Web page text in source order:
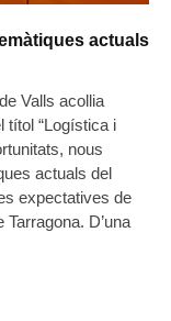
actuals
Valls acollia
títol “Logística i
nous
actuals del
expectatives de
D’una